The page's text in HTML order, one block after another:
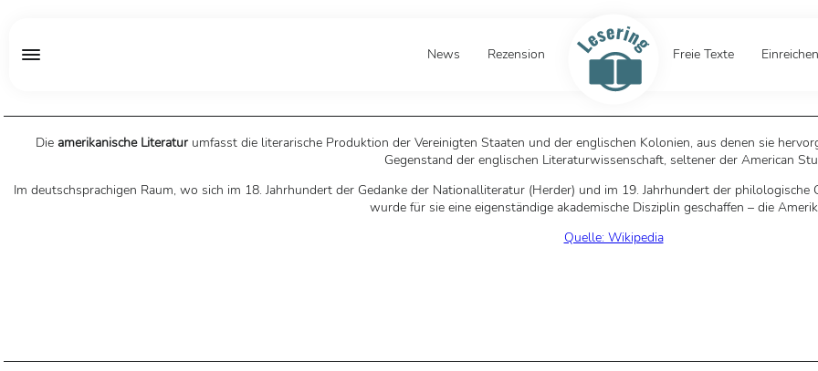
News Rezension Freie Texte Einreichen
Die amerikanische Literaturumfasst die literarische Produktion der Vereinigten Staaten und der englischen Kolonien, aus denen sie
Gegenstand der englischen Literaturwissenschaft, seltener der American
Im deutschsprachigen Raum, wo sich im 18. Jahrhundert der Gedanke der Nationalliteratur (Herder) und im 19. Jahrhundert der
wurde für sie eine eigenständige akademische Disziplin geschaffen – die
Quelle: Wikipedia